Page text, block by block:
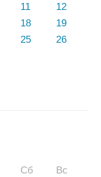
11
12
18
19
25
26
Сб
Вс